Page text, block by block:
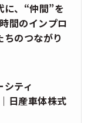
に、“仲間”を
間のインプロ
のつながり
ティ
日産車体株式